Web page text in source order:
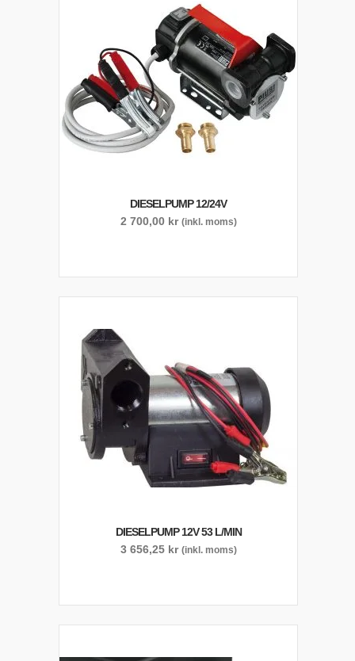
DIESELPUMP 12/24V
2 700,00 kr (inkl. moms)
DIESELPUMP 12V 53 L/MIN
3 656,25 kr (inkl. moms)